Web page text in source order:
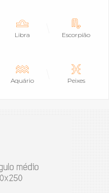
Libra Escorpião
Aquário Peixes